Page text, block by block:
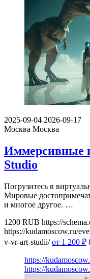
2025-09-04 2026-09-17
Москва Москва
Иммерсивные
Studio
Погрузитесь в
Мировые
и многое другое. …
1200 RUB https://
https://kudamoscow.ru/
v-vr-art-studii/ от 1 200 ₽
https://
https://